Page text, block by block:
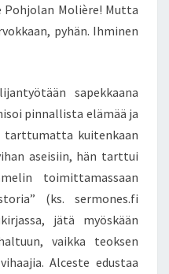
Pohjolan Molière! Mutta
pyhän. Ihminen
sapekkaana
pinnallista elämää ja
tarttumatta kuitenkaan
aseisiin, hän tarttui
toimittamassaan
(ks. sermones.fi
jätä myöskään
vaikka teoksen
Alceste edustaa